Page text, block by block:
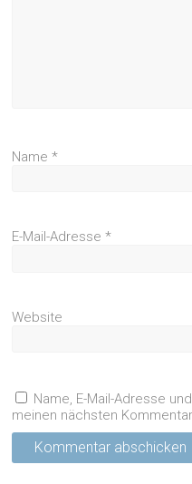
Name*
E-Mail-Adresse*
Website
Name, E-Mail-Adresse
meinen nächsten